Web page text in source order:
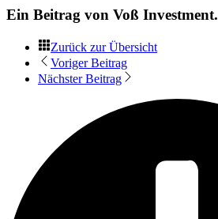
Ein Beitrag von Voß Investment.
Zurück zur Übersicht
Voriger Beitrag
Nächster Beitrag